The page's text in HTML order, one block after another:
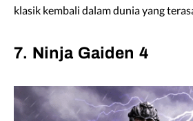
klasik kembali dalam dunia yang
7. Ninja Gaiden 4